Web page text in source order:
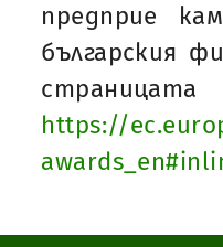
предприе
българския
https://